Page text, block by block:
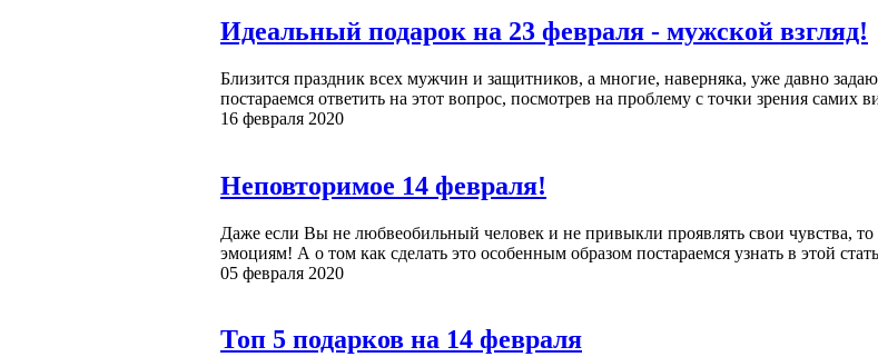
Идеальный подарок на 23 февраля - мужской взгляд!
Близится праздник всех мужчин и защитников, а многие, наверняка, уже давно
постараемся ответить на этот вопрос, посмотрев на проблему с точки зрения самих
16 февраля 2020
Неповторимое 14 февраля!
Даже если Вы не любвеобильный человек и не привыкли проявлять свои чувства,
эмоциям! А о том как сделать это особенным образом постараемся узнать в этой
05 февраля 2020
Топ 5 подарков на 14 февраля